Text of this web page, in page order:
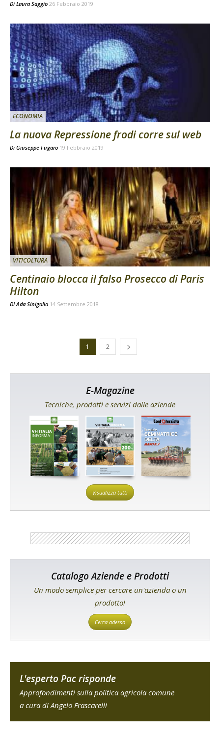
Di Laura Saggio 26 Febbraio 2019
ECONOMIA
La nuova Repressione frodi corre sul web
Di Giuseppe Fugaro 19 Febbraio 2019
VITICOLTURA
Centinaio blocca il falso Prosecco di Paris
Hilton
Di Ada Sinigalia 14 Settembre 2018
1 2
E-Magazine
Tecniche, prodotti e servizi dalle aziende
Visualizza tutti
Catalogo Aziende e Prodotti
Un modo semplice per cercare un'azienda o un
prodotto!
Cerca adesso
L'esperto Pac risponde
Approfondimenti sulla politica agricola comune
a cura di Angelo Frascarelli